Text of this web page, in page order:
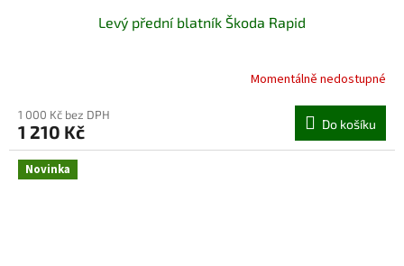
Levý přední blatník Škoda Rapid
Momentálně nedostupné
1 000 Kč bez DPH
1 210 Kč Do košíku
Novinka